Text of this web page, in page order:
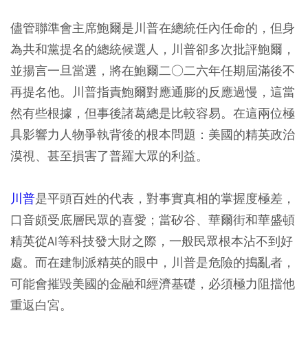
儘管聯準會主席鮑爾是川普在總統任內任命的，但身
為共和黨提名的總統候選人，川普卻多次批評鮑爾，
並揚言一旦當選，將在鮑爾二○二六年任期屆滿後不
再提名他。川普指責鮑爾對應通膨的反應過慢，這當
然有些根據，但事後諸葛總是比較容易。在這兩位極
具影響力人物爭執背後的根本問題：美國的精英政治
漠視、甚至損害了普羅大眾的利益。
川普是平頭百姓的代表，對事實真相的掌握度極差，
口音頗受底層民眾的喜愛；當矽谷、華爾街和華盛頓
精英從AI等科技發大財之際，一般民眾根本沾不到好
處。而在建制派精英的眼中，川普是危險的搗亂者，
可能會摧毀美國的金融和經濟基礎，必須極力阻擋他
重返白宮。